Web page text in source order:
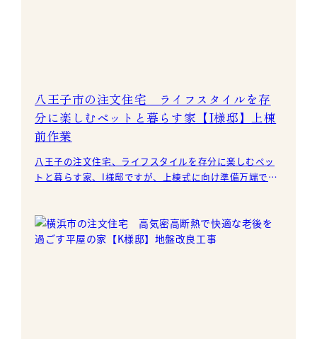
八王子市の注文住宅 ライフスタイルを存
分に楽しむペットと暮らす家【I様邸】上棟
前作業
八王子の注文住宅、ライフスタイルを存分に楽しむペッ
トと暮らす家、I様邸ですが、上棟式に向け準備万端で